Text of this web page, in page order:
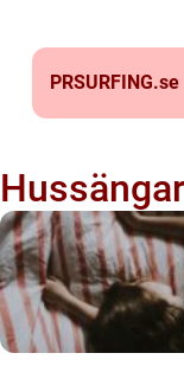
PRSURFING.se
Hussängar